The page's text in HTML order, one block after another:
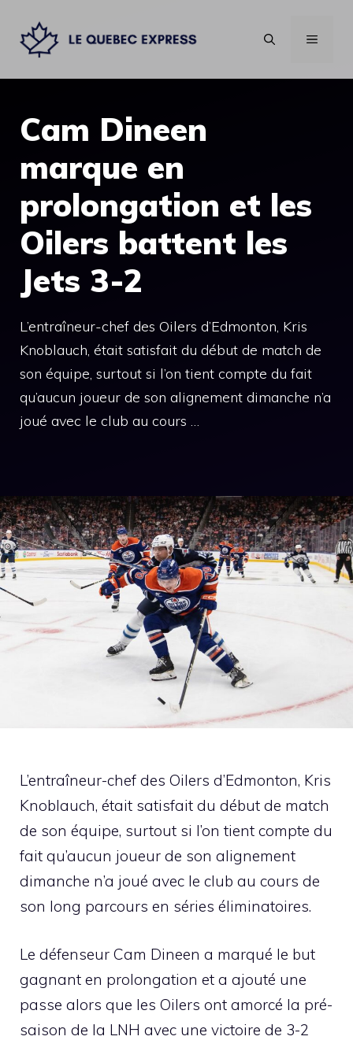
contenu
MENU
Cam Dineen
marque en
prolongation et les
Oilers battent les
Jets 3-2
L’entraîneur-chef des Oilers d’Edmonton, Kris
Knoblauch, était satisfait du début de match de
son équipe, surtout si l’on tient compte du fait
qu’aucun joueur de son alignement dimanche n’a
joué avec le club au cours …
L’entraîneur-chef des Oilers d’Edmonton, Kris
Knoblauch, était satisfait du début de match
de son équipe, surtout si l’on tient compte du
fait qu’aucun joueur de son alignement
dimanche n’a joué avec le club au cours de
son long parcours en séries éliminatoires.
Le défenseur Cam Dineen a marqué le but
gagnant en prolongation et a ajouté une
passe alors que les Oilers ont amorcé la pré-
saison de la LNH avec une victoire de 3-2